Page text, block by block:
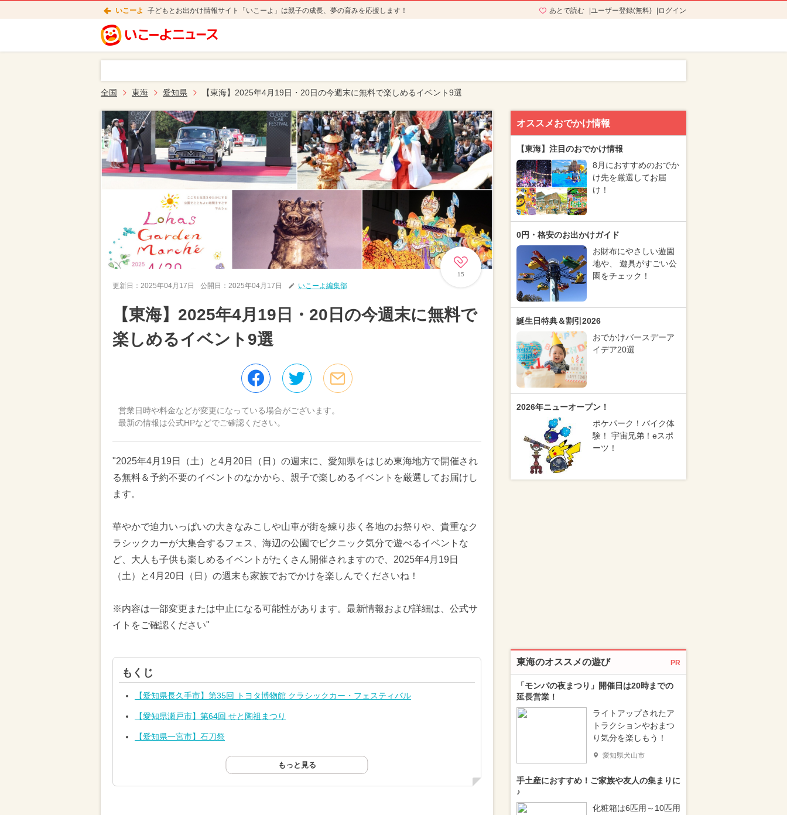
いこーよ 子どもとお出かけ情報サイト「いこーよ」は親子の成長、夢の育みを応援します！ あとで読む ユーザー登録(無料) ログイン
全国 東海 愛知県 【東海】2025年4月19日・20日の今週末に無料で楽しめるイベント9選
15
更新日： 2025年04月17日 公開日： 2025年04月17日 いこーよ編集部
【東海】2025年4月19日・20日の今週末に無料で
楽しめるイベント9選
営業日時や料金などが変更になっている場合がございます。
最新の情報は公式HPなどでご確認ください。
"2025年4月19日（土）と4月20日（日）の週末に、愛知県をはじめ東海地方で開催され
る無料＆予約不要のイベントのなかから、親子で楽しめるイベントを厳選してお届けし
ます。
華やかで迫力いっぱいの大きなみこしや山車が街を練り歩く各地のお祭りや、貴重なク
ラシックカーが大集合するフェス、海辺の公園でピクニック気分で遊べるイベントな
ど、大人も子供も楽しめるイベントがたくさん開催されますので、2025年4月19日
（土）と4月20日（日）の週末も家族でおでかけを楽しんでくださいね！
※内容は一部変更または中止になる可能性があります。最新情報および詳細は、公式サ
イトをご確認ください"
もくじ
【愛知県長久手市】第35回 トヨタ博物館 クラシックカー・フェスティバル
【愛知県瀬戸市】第64回 せと陶祖まつり
【愛知県一宮市】石刀祭
もっと見る
オススメおでかけ情報
【東海】注目のおでかけ情報
8月におすすめのおでか
け先を厳選してお届
け！
0円・格安のお出かけガイド
お財布にやさしい遊園
地や、 遊具がすごい公
園をチェック！
誕生日特典＆割引2026
おでかけバースデーア
イデア20選
2026年ニューオープン！
ポケパーク！バイク体
験！ 宇宙兄弟！eスポ
ーツ！
東海のオススメの遊び PR
「モンパの夜まつり」開催日は20時までの
延長営業！
ライトアップされたア
トラクションやおまつ
り気分を楽しもう！
愛知県犬山市
手土産におすすめ！ご家族や友人の集まりに
♪
化粧箱は6匹用～10匹用